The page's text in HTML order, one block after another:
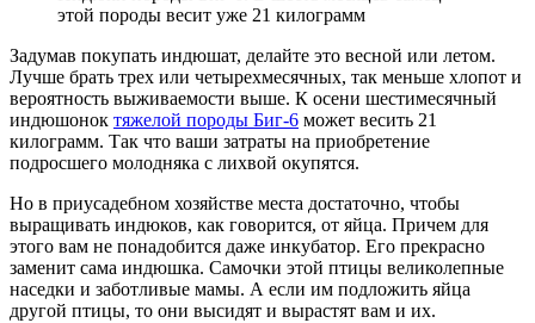
этой породы весит уже 21 килограмм
Задумав покупать индюшат, делайте это весной или летом.
Лучше брать трех или четырехмесячных, так меньше хлопот и
вероятность выживаемости выше. К осени шестимесячный
индюшонок тяжелой породы Биг-6 может весить 21
килограмм. Так что ваши затраты на приобретение
подросшего молодняка с лихвой окупятся.
Но в приусадебном хозяйстве места достаточно, чтобы
выращивать индюков, как говорится, от яйца. Причем для
этого вам не понадобится даже инкубатор. Его прекрасно
заменит сама индюшка. Самочки этой птицы великолепные
наседки и заботливые мамы. А если им подложить яйца
другой птицы, то они высидят и вырастят вам и их.